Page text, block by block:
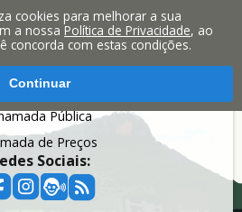
Pregão
Leilão
Dispensa
Pública
de Preços
Sociais:
cookies para melhorar a sua
a nossaPolítica de Privacidade, ao
concorda com estas condições.
Continuar